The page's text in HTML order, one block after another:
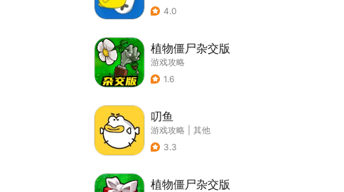
4.0
植物僵尸杂交版
游戏攻略
1.6
叨鱼
游戏攻略
其他
3.3
植物僵尸杂交版